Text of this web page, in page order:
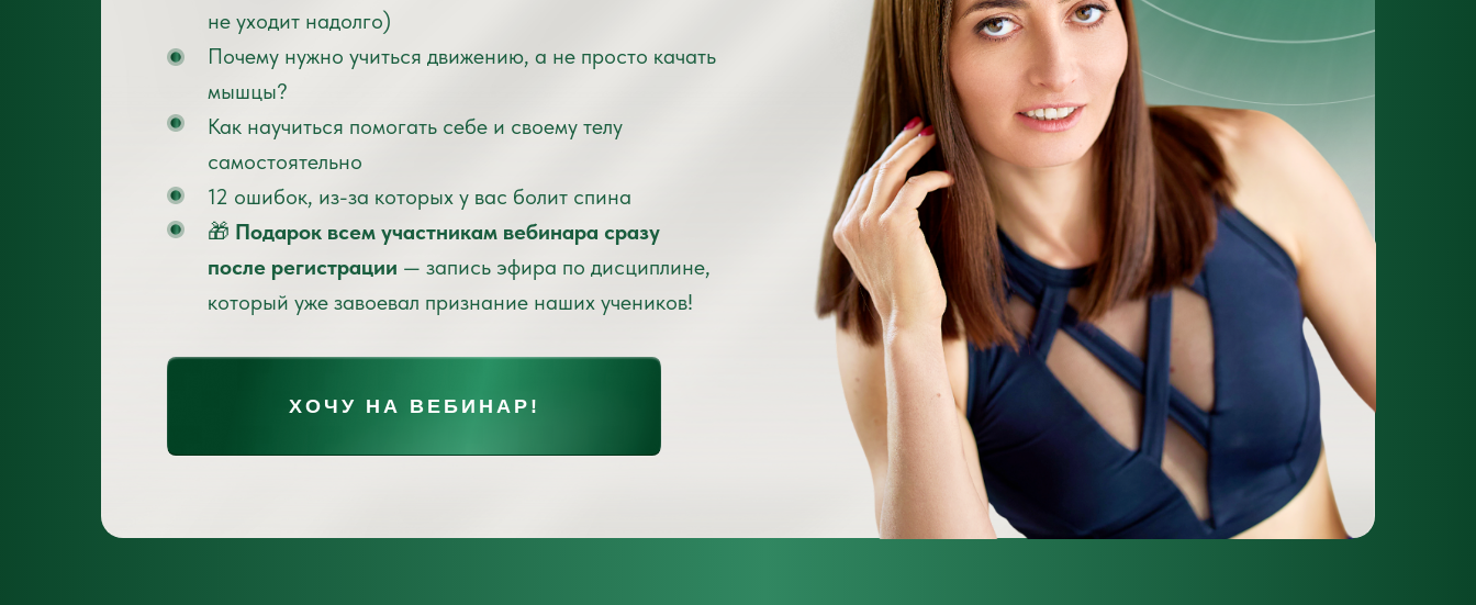
не уходит надолго)
Почему нужно учиться движению, а не просто качать
мышцы?
Как научиться помогать себе и своему телу
самостоятельно
12 ошибок, из-за которых у вас болит спина
🎁 Подарок всем участникам вебинара сразу
после регистрации — запись эфира по дисциплине,
который уже завоевал признание наших учеников!
ХОЧУ НА ВЕБИНАР!